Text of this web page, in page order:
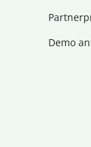
Demo